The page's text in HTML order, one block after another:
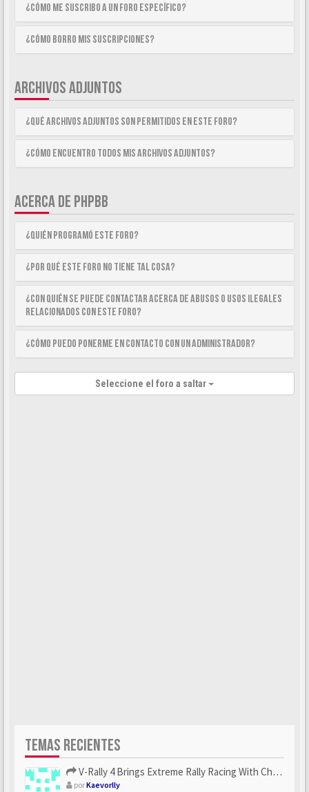
¿Cómo me suscribo a un foro específico?
¿Cómo borro mis suscripciones?
ARCHIVOS ADJUNTOS
¿Qué archivos adjuntos son permitidos en este foro?
¿Cómo encuentro todos mis archivos adjuntos?
ACERCA DE PHPBB
¿Quién programó este foro?
¿Por qué este foro no tiene tal cosa?
¿Con quién se puede contactar acerca de abusos o usos ilegales
relacionados con este foro?
¿Cómo puedo ponerme en contacto con un Administrador?
Seleccione el foro a saltar
TEMAS RECIENTES
V-Rally 4 Brings Extreme Rally Racing With Challenging Track...
porKaevorlly